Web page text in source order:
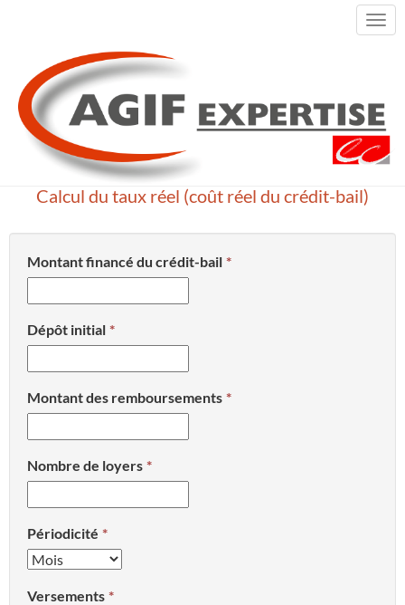
ACCUEIL
SIMULATEURS
CALCUL DU TAUX RÉEL (COÛT RÉEL DU CRÉDIT-
BAIL)
Calcul du taux réel (coût réel du crédit-bail)
Montant financé du crédit-bail
Dépôt initial
Montant des remboursements
Nombre de loyers
Périodicité
Versements